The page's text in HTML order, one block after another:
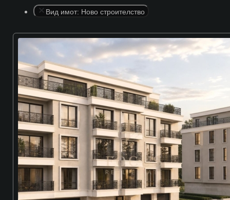
Вид имот: Ново строителство